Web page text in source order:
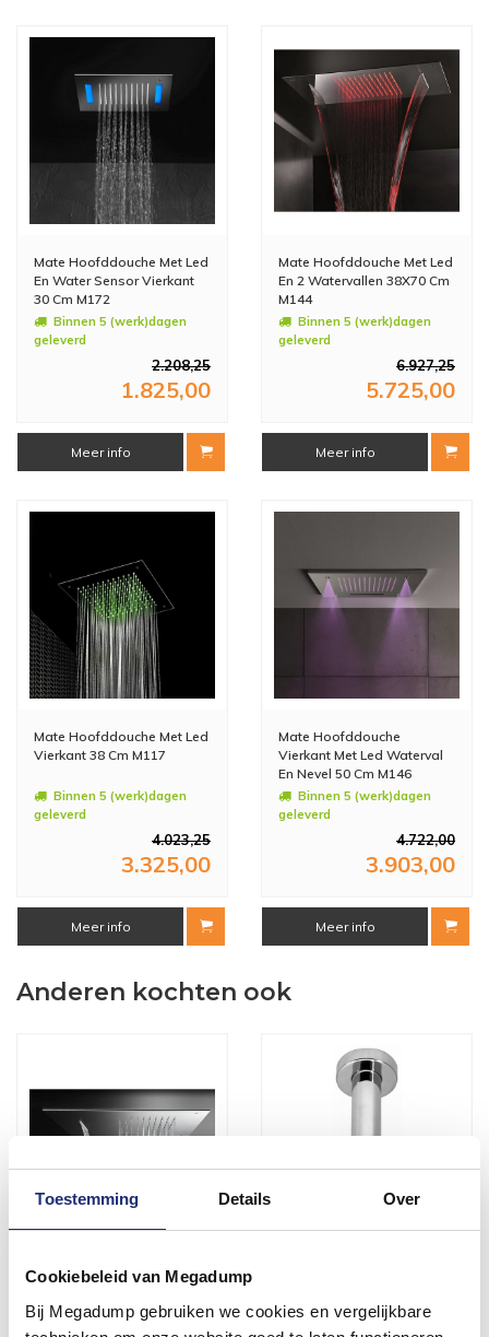
Toestemming Details Over
Cookiebeleid van Megadump
Bij Megadump gebruiken we cookies en vergelijkbare
Mate Hoofddouche Met Led
En Water Sensor Vierkant
30 Cm M172
Binnen 5 (werk)dagen
geleverd
2.208,25
1.825,00
Meer info
Mate Hoofddouche Met Led
En 2 Watervallen 38X70 Cm
M144
Binnen 5 (werk)dagen
geleverd
6.927,25
5.725,00
Meer info
Mate Hoofddouche Met Led
Vierkant 38 Cm M117
Binnen 5 (werk)dagen
geleverd
4.023,25
3.325,00
Meer info
Mate Hoofddouche
Vierkant Met Led Waterval
En Nevel 50 Cm M146
Binnen 5 (werk)dagen
geleverd
4.722,00
3.903,00
Meer info
Anderen kochten ook
Mate Hoofddouche
Vierkant Met Waterval 50
Cm M142
Binnen 5 (werk)dagen Binnen 5 (werk)dagen